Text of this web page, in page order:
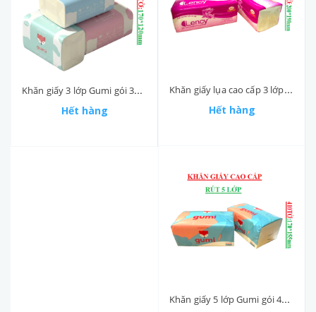
Khăn giấy 3 lớp Gumi gói 300 tờ 170*120mm
Hết hàng
Khăn giấy lụa cao cấp 3 lớp Lency bịch 180 tờ 200*190mm
Hết hàng
Khăn giấy 5 lớp Gumi gói 410 tờ 170*155mm